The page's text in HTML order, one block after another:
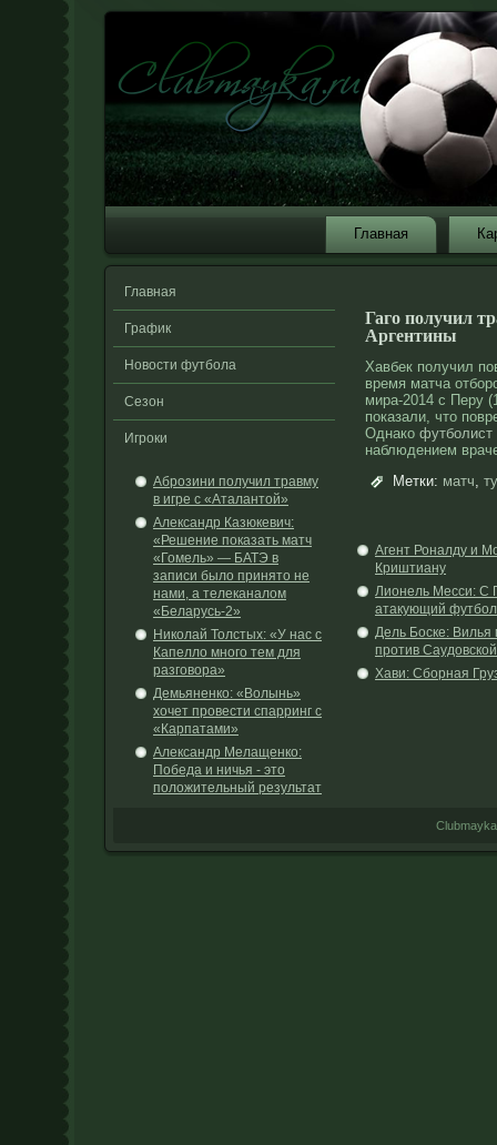
Главная
Главная
График
Новости футбола
Сезон
Игроки
Аброзини получил травму
в игре с «Аталантой»
Александр Казюкевич:
«Решение показать матч
«Гомель» — БАТЭ в
записи было принято не
нами, а телеканалом
«Беларусь-2»
Николай Толстых: «У нас с
Капелло много тем для
разговора»
Демьяненко: «Волынь»
хочет провести спарринг с
«Карпатами»
Александр Мелащенко:
Победа и ничья ­- это
положительный результат
Гаго получил
Аргентины
Хавбек получил
время матча
мира-2014 с Перу
показали, что
Однако футболист
наблюдением
Метки: матч,
Агент Роналду и
Криштиану
Лионель Месси: С
атакующий футбол
Дель Боске: Вилья
против
Хави: Сборная